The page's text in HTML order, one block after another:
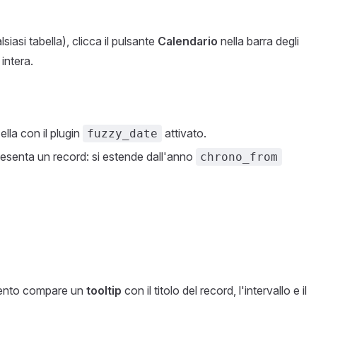
tabella), clicca il pulsante Calendario nella barra degli
con il plugin fuzzy_date attivato.
un record: si estende dall'anno chrono_from
compare un tooltip con il titolo del record, l'intervallo e il